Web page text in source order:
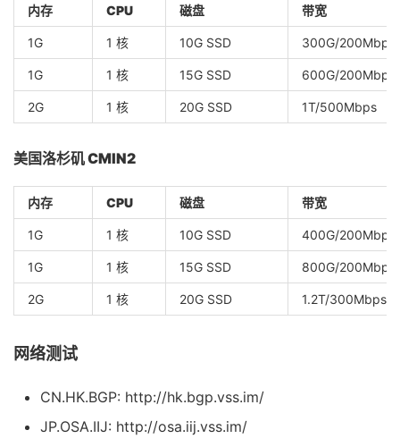
内存 CPU 磁盘 带宽
1G 1 核 10G SSD 300G/200Mbps
1G 1 核 15G SSD 600G/200Mbps
2G 1 核 20G SSD 1T/500Mbps
美国洛杉矶 CMIN2
内存 CPU 磁盘 带宽
1G 1 核 10G SSD 400G/200Mbps
1G 1 核 15G SSD 800G/200Mbps
2G 1 核 20G SSD 1.2T/300Mbps
网络测试
CN.HK.BGP: http://hk.bgp.vss.im/
JP.OSA.IIJ: http://osa.iij.vss.im/